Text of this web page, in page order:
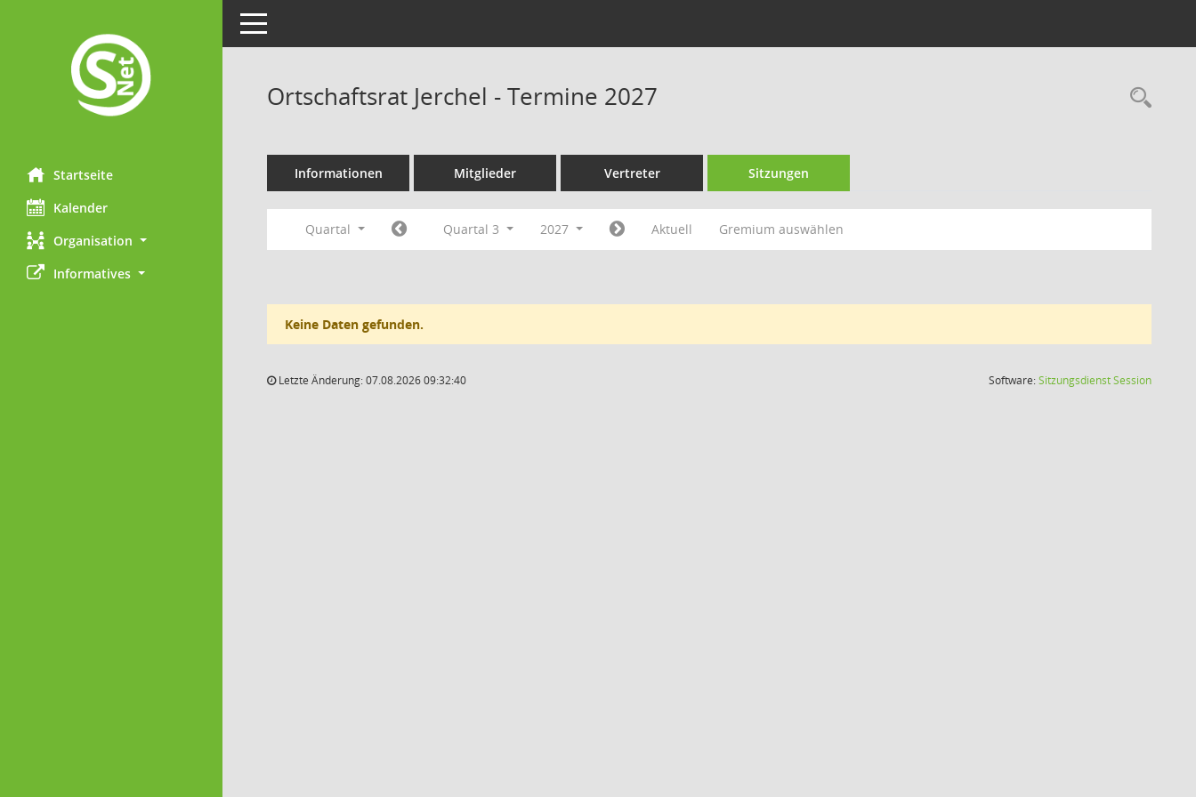
Startseite
Kalender
Organisation
Informatives
Toggle navigation
Ortschaftsrat Jerchel - Termine 2027
Informationen Mitglieder Vertreter Sitzungen
Quartal Quartal 3 2027 Aktuell Gremium auswählen
Keine Daten gefunden.
Letzte Änderung: 07.08.2026 09:32:40 Software:SitzungsdienstSession(Wird in